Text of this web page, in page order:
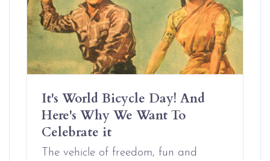
It's World Bicycle Day! And
Here's Why We Want To
Celebrate it
The vehicle of freedom, fun and